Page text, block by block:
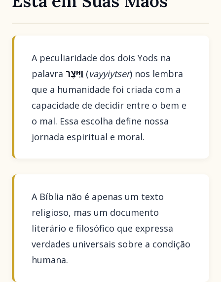
A peculiaridade dos dois Yods na
palavra וַיִּיצֶר (vayyiytser) nos lembra
que a humanidade foi criada com a
capacidade de decidir entre o bem e
o mal. Essa escolha define nossa
jornada espiritual e moral.
A Bíblia não é apenas um texto
religioso, mas um documento
literário e filosófico que expressa
verdades universais sobre a condição
humana.